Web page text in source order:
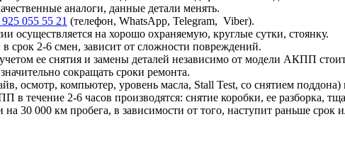
аналоги, данные детали менять.
055 55 21 (телефон, WhatsApp, Telegram, Viber).
осуществляется на хорошо охраняемую, круглые сутки, стоянку.
срок 2-6 смен, зависит от сложности повреждений.
ее снятия и замены деталей независимо от модели АКПП
сокращать сроки ремонта.
осмотр, компьютер, уровень масла, Stall Test, со снятием поддона)
течение 2-6 часов производятся: снятие коробки, ее разборка,
30 000 км пробега, в зависимости от того, наступит раньше срок